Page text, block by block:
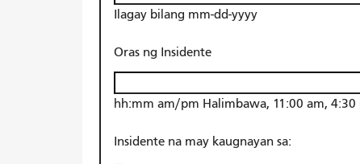
Ilagay bilang mm-dd-yyyy
Oras ng Insidente
hh:mm am/pm Halimbawa, 11:00 am,
Insidente na may kaugnayan sa: